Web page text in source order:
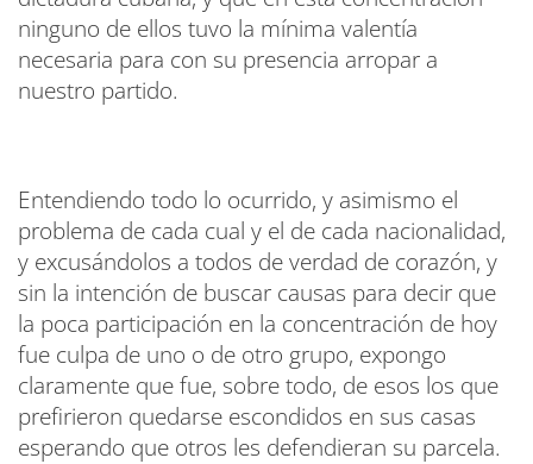
ninguno de ellos tuvo la mínima valentía
necesaria para con su presencia arropar a
nuestro partido.
Entendiendo todo lo ocurrido, y asimismo el
problema de cada cual y el de cada nacionalidad,
y excusándolos a todos de verdad de corazón, y
sin la intención de buscar causas para decir que
la poca participación en la concentración de hoy
fue culpa de uno o de otro grupo, expongo
claramente que fue, sobre todo, de esos los que
prefirieron quedarse escondidos en sus casas
esperando que otros les defendieran su parcela.